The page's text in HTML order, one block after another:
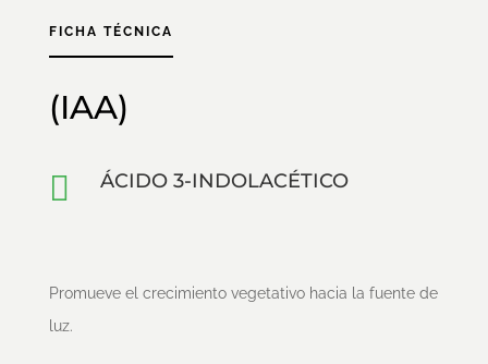
FICHA TÉCNICA
(IAA)
 ÁCIDO 3-INDOLACÉTICO
Promueve el crecimiento vegetativo hacia la fuente de
luz.